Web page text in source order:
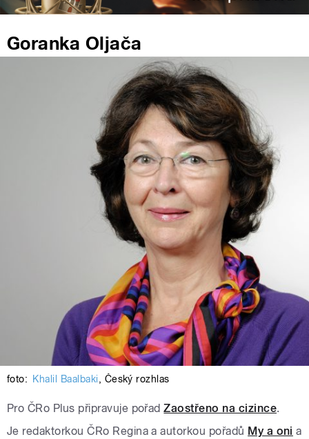
Goranka Oljača
foto: Khalil Baalbaki, Český rozhlas
Pro ČRo Plus připravuje pořadZaostřeno na cizince.
Je redaktorkou ČRo Regina a autorkou pořadů My a oni a